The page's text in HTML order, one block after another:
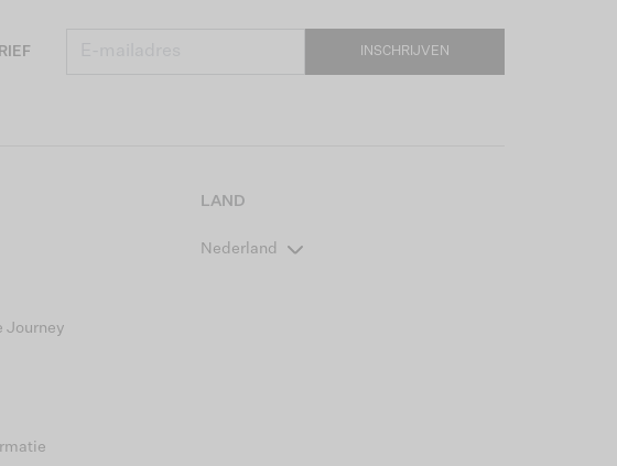
INSCHRIJVEN
Journey
LAND
Nederland